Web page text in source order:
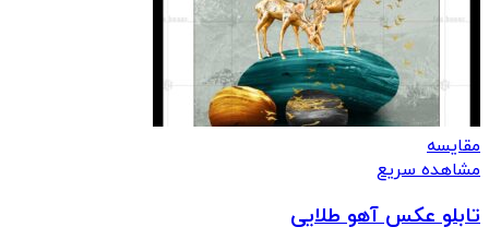
مقایسه
مشاهده سریع
تابلو عکس آهو طلایی